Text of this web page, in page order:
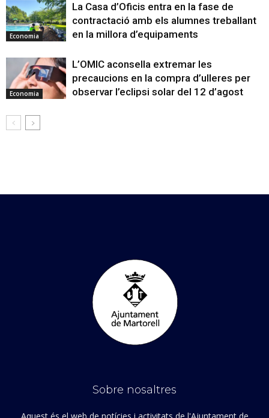
Economia
La Casa d’Oficis entra en la fase de
contractació amb els alumnes treballant
en la millora d’equipaments
Economia
L’OMIC aconsella extremar les
precaucions en la compra d’ulleres per
observar l’eclipsi solar del 12 d’agost
Sobre nosaltres